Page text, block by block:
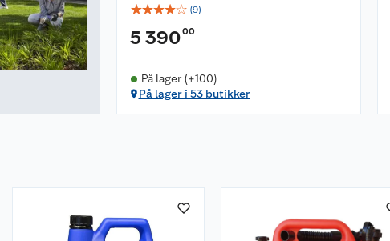
☆☆☆☆☆ (9)
5 39000
På lager (+100)
På lager i 53 butikker